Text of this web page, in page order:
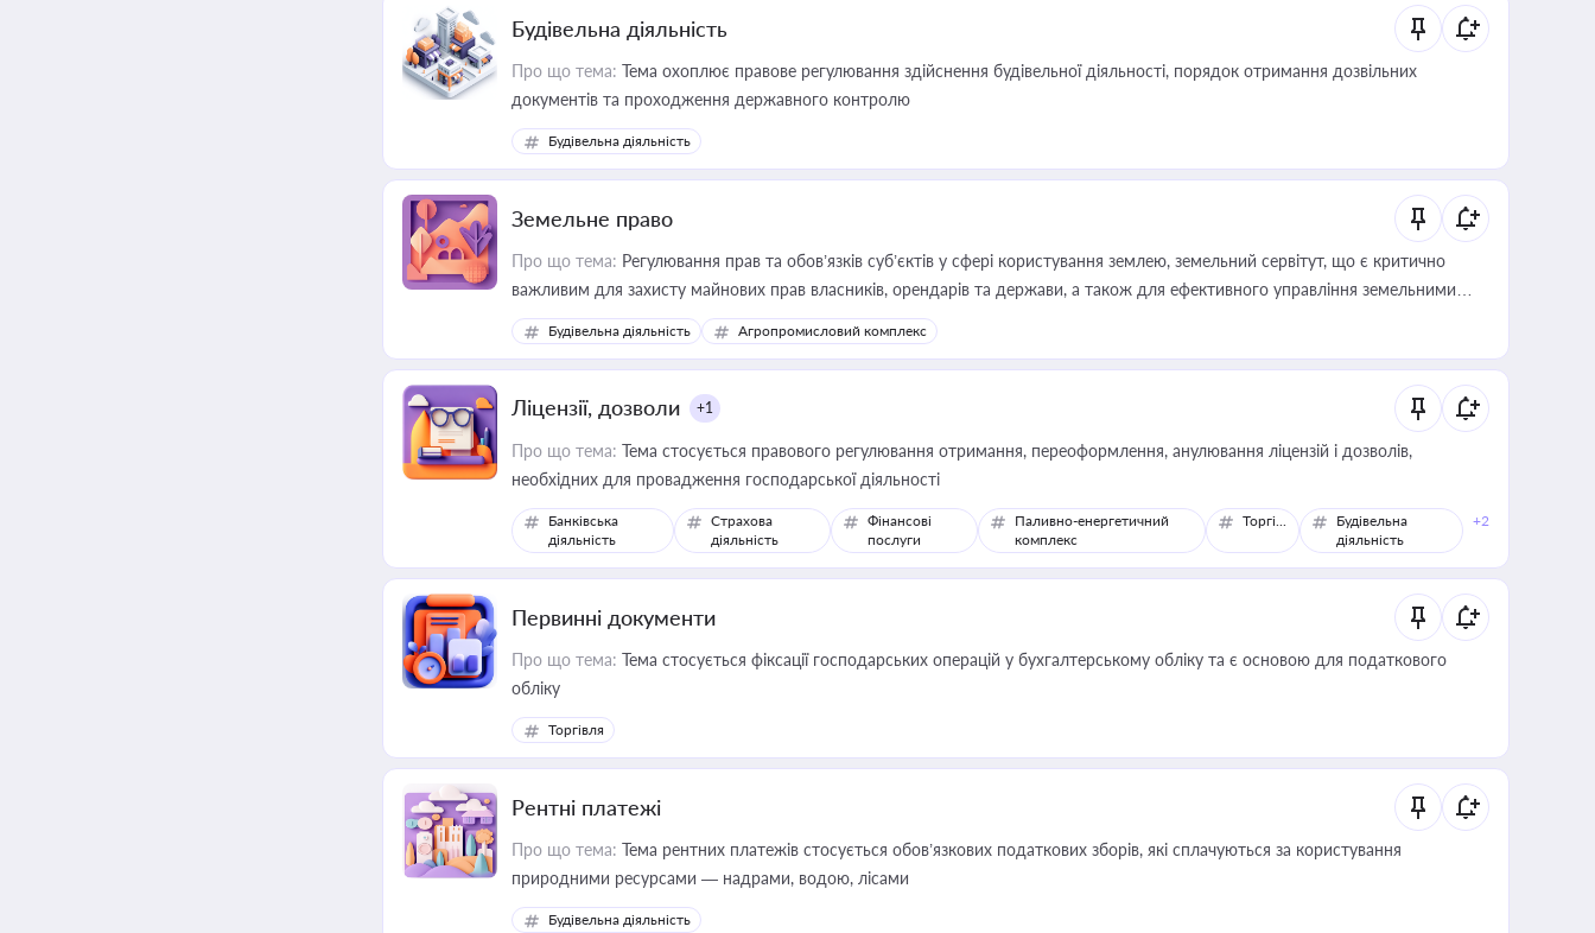
Будівельна діяльність
Про що тема: Тема охоплює правове регулювання здійснення будівельної діяльності, порядок отримання дозвільних
документів та проходження державного контролю
Будівельна діяльність
Земельне право
Про що тема: Регулювання прав та обов’язків суб’єктів у сфері користування землею, земельний сервітут, що є критично
важливим для захисту майнових прав власників, орендарів та держави, а також для ефективного управління земельними
ресурсами
Будівельна діяльність Агропромисловий комплекс
Ліцензії, дозволи +1
Про що тема: Тема стосується правового регулювання отримання, переоформлення, анулювання ліцензій і дозволів,
необхідних для провадження господарської діяльності
Банківська
діяльність
Страхова
діяльність
Фінансові
послуги
Паливно-енергетичний
комплекс
Торгівля
Будівельна
діяльність
+2
Первинні документи
Про що тема: Тема стосується фіксації господарських операцій у бухгалтерському обліку та є основою для податкового
обліку
Торгівля
Рентні платежі
Про що тема: Тема рентних платежів стосується обов’язкових податкових зборів, які сплачуються за користування
природними ресурсами — надрами, водою, лісами
Будівельна діяльність